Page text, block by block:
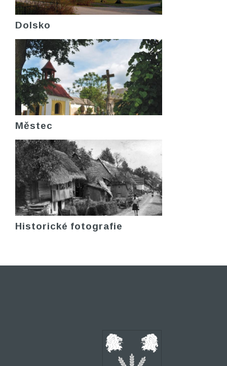
Dolsko
Městec
Historické fotografie